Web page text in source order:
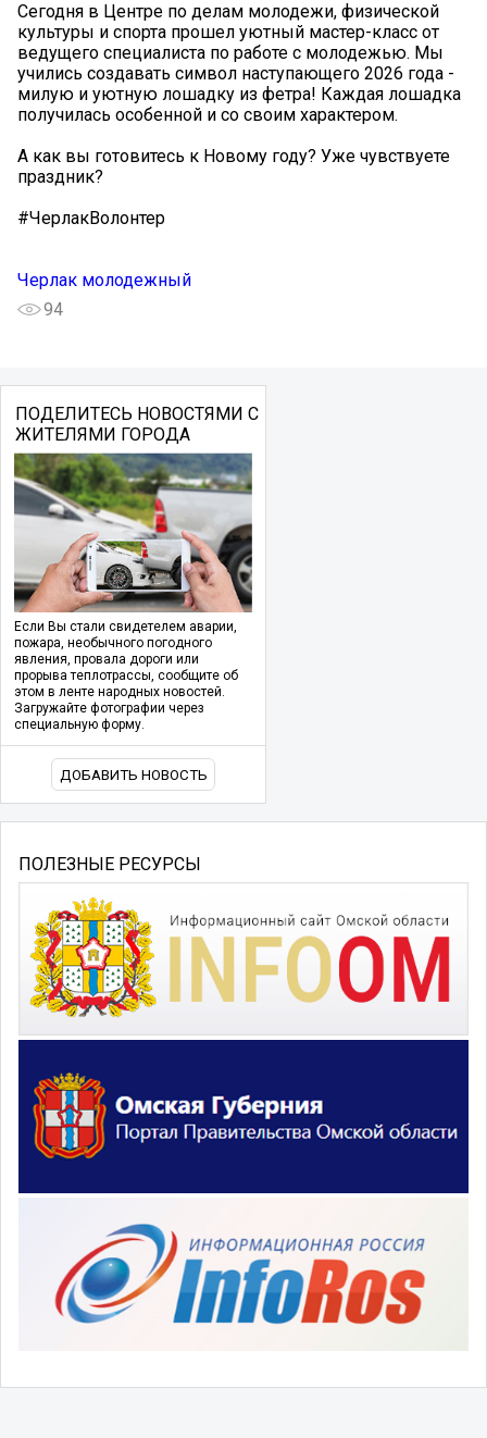
Сегодня в Центре по делам молодежи, физической
культуры и спорта прошел уютный мастер-класс от
ведущего специалиста по работе с молодежью. Мы
учились создавать символ наступающего 2026 года -
милую и уютную лошадку из фетра! Каждая лошадка
получилась особенной и со своим характером.
А как вы готовитесь к Новому году? Уже чувствуете
праздник?
#ЧерлакВолонтер
Черлак молодежный
94
ПОДЕЛИТЕСЬ НОВОСТЯМИ С
ЖИТЕЛЯМИ ГОРОДА
Если Вы стали свидетелем аварии,
пожара, необычного погодного
явления, провала дороги или
прорыва теплотрассы, сообщите об
этом в ленте народных новостей.
Загружайте фотографии через
специальную форму.
ДОБАВИТЬ НОВОСТЬ
ПОЛЕЗНЫЕ РЕСУРСЫ